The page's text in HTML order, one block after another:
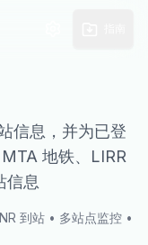
信息，并为已登
地铁、LIRR
信息
到站 • 多站点监控 •